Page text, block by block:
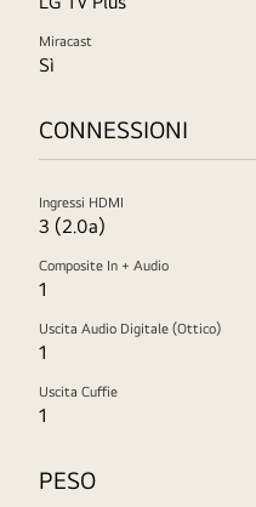
Miracast
Sì
CONNESSIONI
Ingressi HDMI
3 (2.0a)
Composite In + Audio
1
Uscita Audio Digitale (Ottico)
1
Uscita Cuffie
1
PESO